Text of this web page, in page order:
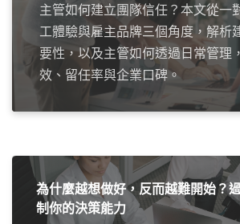
主管如何建立團隊信任？本文從一
工體驗與雇主品牌三個角度，解析
要性，以及主管如何透過日常管理
效、留任率與企業口碑。
為什麼越想做好，反而越難開始？
制你的決策能力